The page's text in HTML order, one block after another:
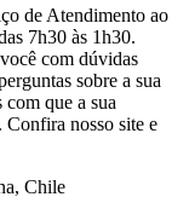
de Atendimento ao
7h30 às 1h30.
com dúvidas
sobre a sua
que a sua
nosso site e
Chile